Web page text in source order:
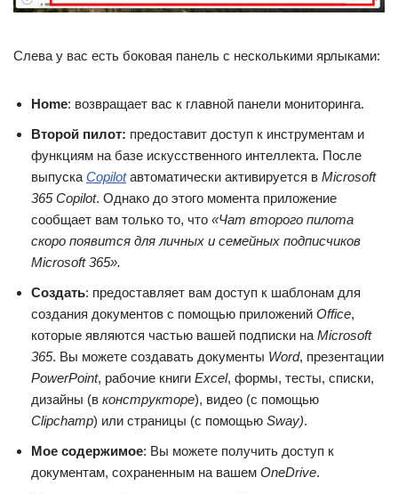
Слева у вас есть боковая панель с несколькими ярлыками:
Home: возвращает вас к главной панели мониторинга.
Второй пилот: предоставит доступ к инструментам и
функциям на базе искусственного интеллекта. После
выпуска Copilotавтоматически активируется в Microsoft
365 Copilot. Однако до этого момента приложение
сообщает вам только то, что «Чат второго пилота
скоро появится для личных и семейных подписчиков
Microsoft 365».
Создать: предоставляет вам доступ к шаблонам для
создания документов с помощью приложений Office,
которые являются частью вашей подписки на Microsoft
365. Вы можете создавать документы Word, презентации
PowerPoint, рабочие книги Excel, формы, тесты, списки,
дизайны (в конструкторе), видео (с помощью
Clipchamp) или страницы (с помощью Sway).
Мое содержимое: Вы можете получить доступ к
документам, сохраненным на вашем OneDrive.